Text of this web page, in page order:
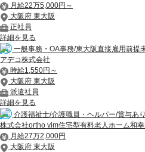
月給22万5,000円～
大阪府 東大阪
正社員
詳細を見る
一般事務・OA事務/東大阪直接雇用前提
アデコ株式会社
時給1,550円～
大阪府 東大阪
派遣社員
詳細を見る
介護福祉士/介護職員・ヘルパー/賞与あ
株式会社ortho vim住宅型有料老人ホーム和
月給27万2,000円
大阪府 東大阪